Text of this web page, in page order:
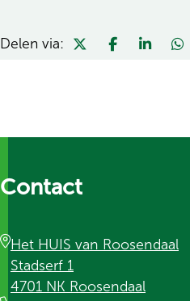
Delen via:
Contact
Het HUIS van Roosendaal
Stadserf 1
4701 NK Roosendaal